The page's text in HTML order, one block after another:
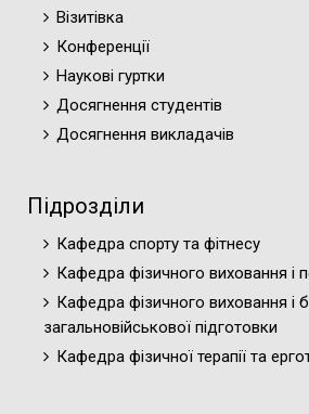
Візитівка
Конференції
Наукові гуртки
Досягнення студентів
Досягнення викладачів
Підрозділи
Кафедра спорту та фітнесу
Кафедра фізичного виховання і
Кафедра фізичного виховання і
загальновійськової підготовки
Кафедра фізичної терапії та